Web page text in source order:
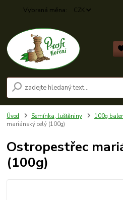
CZK
Úvod Semínka, luštěniny 100g
mariánský celý (100g)
Ostropestřec
(100g)